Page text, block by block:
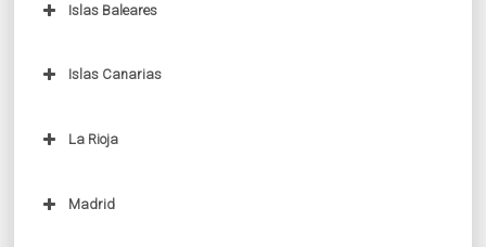
Islas Baleares
Islas Canarias
La Rioja
Madrid